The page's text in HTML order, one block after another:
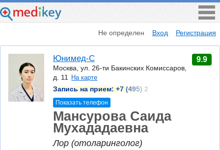
Не определен Вход Регистрация
Юнимед-С
Москва, ул. 26-ти Бакинских Комиссаров,
д. 11
На карте
Запись на прием: +7 (495) 2
Показать телефон
9.9
Мансурова Саида
Мухададаевна
Лор (отоларинголог)